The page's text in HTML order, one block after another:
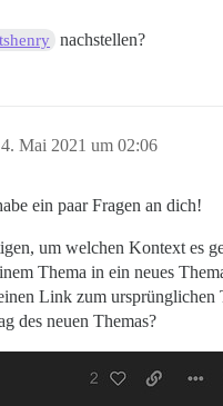
nachstellen?
4. Mai 2021 um 02:06
ein paar Fragen an dich!
um welchen Kontext es
Thema in ein neues
Link zum ursprünglichen
des neuen Themas?